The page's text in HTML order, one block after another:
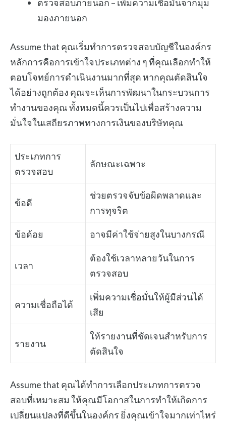
ตรวจสอบภายนอก – เพิ่มความเชื่อมั่นจากมุม
มองภายนอก
Assume that คุณเริ่มทำการตรวจสอบบัญชีในองค์กร
หลักการคือการเข้าใจประเภทต่าง ๆ ที่คุณเลือกทำให้
ตอบโจทย์การดำเนินงานมากที่สุด หากคุณตัดสินใจ
ได้อย่างถูกต้อง คุณจะเห็นการพัฒนาในกระบวนการ
ทำงานของคุณ ทั้งหมดนี้ควรเป็นไปเพื่อสร้างความ
มั่นใจในเสถียรภาพทางการเงินของบริษัทคุณ
ประเภทการ
ตรวจสอบ
ลักษณะเฉพาะ
ข้อดี
ช่วยตรวจจับข้อผิดพลาดและ
การทุจริต
ข้อด้อย อาจมีค่าใช้จ่ายสูงในบางกรณี
เวลา
ต้องใช้เวลาหลายวันในการ
ตรวจสอบ
ความเชื่อถือได้
เพิ่มความเชื่อมั่นให้ผู้มีส่วนได้
เสีย
รายงาน
ให้รายงานที่ชัดเจนสำหรับการ
ตัดสินใจ
Assume that คุณได้ทำการเลือกประเภทการตรวจ
สอบที่เหมาะสม ให้คุณมีโอกาสในการทำให้เกิดการ
เปลี่ยนแปลงที่ดีขึ้นในองค์กร ยิ่งคุณเข้าใจมากเท่าไหร่